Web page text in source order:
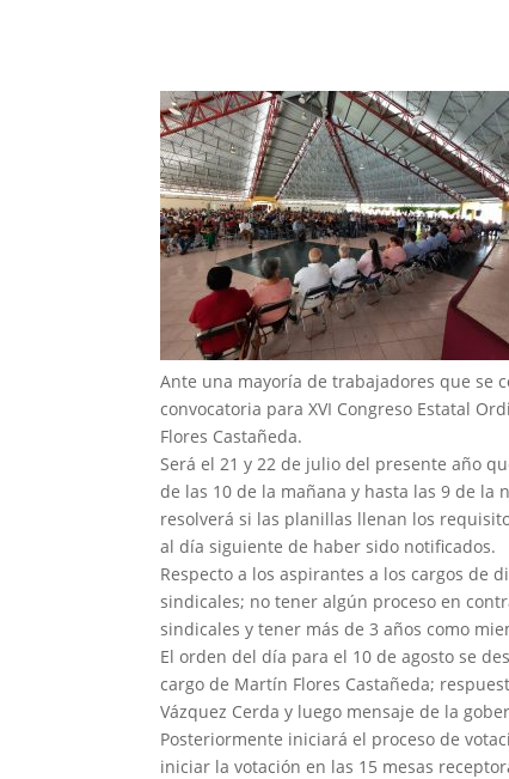
Ante una mayoría de trabajadores que se
convocatoria para XVI Congreso Estatal
Flores Castañeda.
Será el 21 y 22 de julio del presente año
de las 10 de la mañana y hasta las 9 de
resolverá si las planillas llenan los
al día siguiente de haber sido notificados.
Respecto a los aspirantes a los cargos de
sindicales; no tener algún proceso en
sindicales y tener más de 3 años como
El orden del día para el 10 de agosto se
cargo de Martín Flores Castañeda;
Vázquez Cerda y luego mensaje de la
Posteriormente iniciará el proceso de
iniciar la votación en las 15 mesas